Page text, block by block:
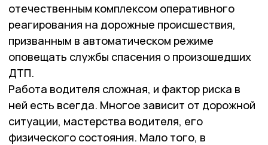
отечественным комплексом оперативного
реагирования на дорожные происшествия,
призванным в автоматическом режиме
оповещать службы спасения о произошедших
ДТП.
Работа водителя сложная, и фактор риска в
ней есть всегда. Многое зависит от дорожной
ситуации, мастерства водителя, его
физического состояния. Мало того, в